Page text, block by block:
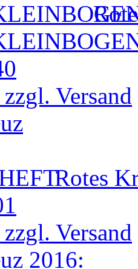
Versand
Rotes
Versand